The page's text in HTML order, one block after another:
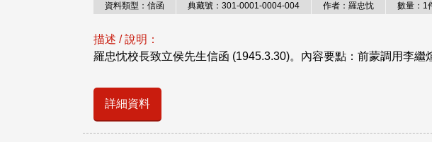
資料類型：信函 典藏號：301-0001-0004-004 作者：羅忠忱 數量：1
描述 / 說明：
羅忠忱校長致立侯先生信函 (1945.3.30)。內容要點：前蒙調用李繼
詳細資料